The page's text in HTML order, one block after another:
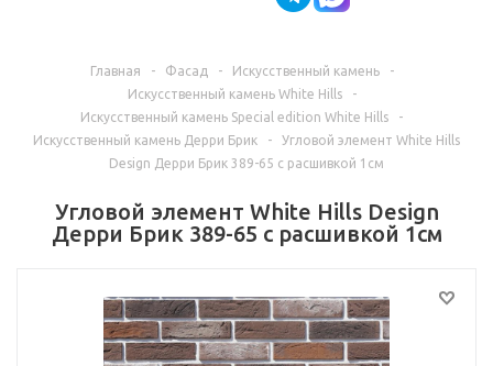
Главная - Фасад - Искусственный камень
-
Искусственный камень White Hills
-
Искусственный камень Special edition White Hills
-
Искусственный камень Дерри Брик
-
Угловой элемент White Hills
Design Дерри Брик 389-65 с расшивкой 1см
Угловой элемент White Hills Design
Дерри Брик 389-65 с расшивкой 1см